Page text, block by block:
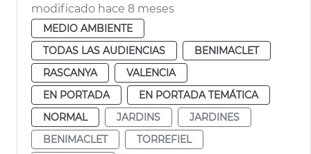
modificado hace 8 meses
MEDIO AMBIENTE
TODAS LAS AUDIENCIAS
BENIMACLET
RASCANYA
VALENCIA
EN PORTADA
EN PORTADA TEMÁTICA
NORMAL
JARDINS
JARDINES
BENIMACLET
TORREFIEL